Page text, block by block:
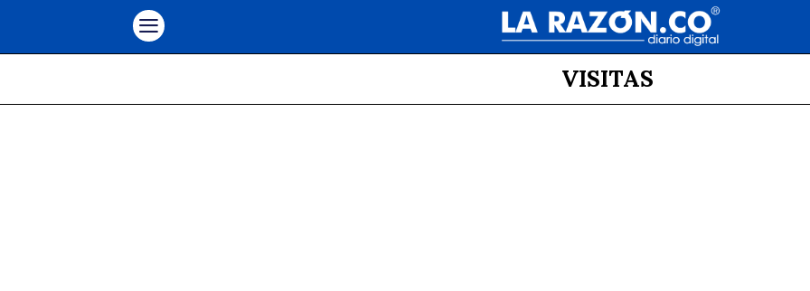
VISITAS